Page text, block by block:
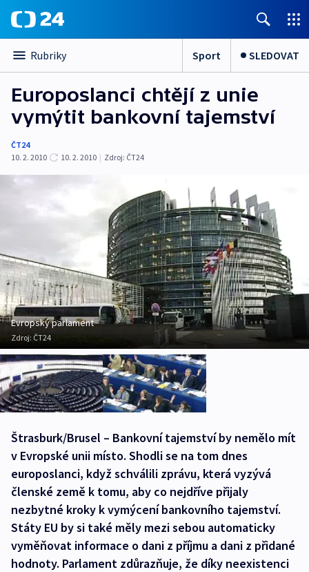
Rubriky Sport SLEDOVAT
Europoslanci chtějí z unie
vymýtit bankovní tajemství
ČT24
10. 2. 2010
10. 2. 2010 | Zdroj: ČT24
Evropský parlament
Zdroj: ČT24
Štrasburk/Brusel – Bankovní tajemství by nemělo mít
v Evropské unii místo. Shodli se na tom dnes
europoslanci, když schválili zprávu, která vyzývá
členské země k tomu, aby co nejdříve přijaly
nezbytné kroky k vymýcení bankovního tajemství.
Státy EU by si také měly mezi sebou automaticky
vyměňovat informace o dani z příjmu a dani z přidané
hodnoty. Parlament zdůrazňuje, že díky neexistenci